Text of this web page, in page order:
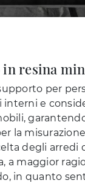
resina
per
interni e
la
degli arredi
a maggior
in quanto